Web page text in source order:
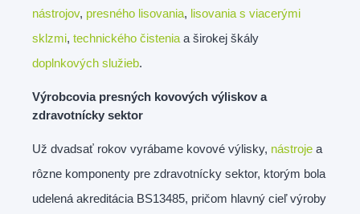
nástrojov, presného lisovania, lisovania s viacerými
sklzmi, technického čistenia a širokej škály
doplnkových služieb.
Výrobcovia presných kovových výliskov a
zdravotnícky sektor
Už dvadsať rokov vyrábame kovové výlisky, nástroje a
rôzne komponenty pre zdravotnícky sektor, ktorým bola
udelená akreditácia BS13485, pričom hlavný cieľ výroby